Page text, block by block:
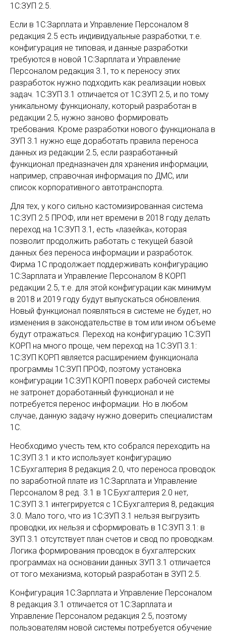
1С:ЗУП 2.5.
Если в 1С:Зарплата и Управление Персоналом 8
редакция 2.5 есть индивидуальные разработки, т.е.
конфигурация не типовая, и данные разработки
требуются в новой 1С:Зарплата и Управление
Персоналом редакция 3.1, то к переносу этих
разработок нужно подходить как реализации новых
задач. 1С:ЗУП 3.1 отличается от 1С:ЗУП 2.5, и по тому
уникальному функционалу, который разработан в
редакции 2.5, нужно заново формировать
требования. Кроме разработки нового функционала в
ЗУП 3.1 нужно еще доработать правила переноса
данных из редакции 2.5, если разработанный
функционал предназначен для хранения информации,
например, справочная информация по ДМС, или
список корпоративного автотранспорта.
Для тех, у кого сильно кастомизированная система
1С:ЗУП 2.5 ПРОФ, или нет времени в 2018 году делать
переход на 1С:ЗУП 3.1, есть «лазейка», которая
позволит продолжить работать с текущей базой
данных без переноса информации и разработок.
Фирма 1С продолжает поддерживать конфигурацию
1С:Зарплата и Управление Персоналом 8 КОРП
редакции 2.5, т.е. для этой конфигурации как минимум
в 2018 и 2019 году будут выпускаться обновления.
Новый функционал появляться в системе не будет, но
изменения в законодательстве в том или ином объеме
будут отражаться. Переход на конфигурацию 1С:ЗУП
КОРП на много проще, чем переход на 1С:ЗУП 3.1:
1С:ЗУП КОРП является расширением функционала
программы 1С:ЗУП ПРОФ, поэтому установка
конфигурации 1С:ЗУП КОРП поверх рабочей системы
не затронет доработанный функционал и не
потребуется перенос информации. Но в любом
случае, данную задачу нужно доверить специалистам
1С.
Необходимо учесть тем, кто собрался переходить на
1С:ЗУП 3.1 и кто использует конфигурацию
1С:Бухгалтерия 8 редакция 2.0, что переноса проводок
по заработной плате из 1С:Зарплата и Управление
Персоналом 8 ред. 3.1 в 1С:Бухгалтерия 2.0 нет,
1С:ЗУП 3.1 интегрируется с 1С:Бухгалтерия 8, редакция
3.0. Мало того, что из 1С:ЗУП 3.1 нельзя выгрузить
проводки, их нельзя и сформировать в 1С:ЗУП 3.1: в
ЗУП 3.1 отсутствует план счетов и свод по проводкам.
Логика формирования проводок в бухгалтерских
программах на основании данных ЗУП 3.1 отличается
от того механизма, который разработан в ЗУП 2.5.
Конфигурация 1С:Зарплата и Управление Персоналом
8 редакция 3.1 отличается от 1С:Зарплата и
Управление Персоналом редакция 2.5, поэтому
пользователям новой системы потребуется обучение